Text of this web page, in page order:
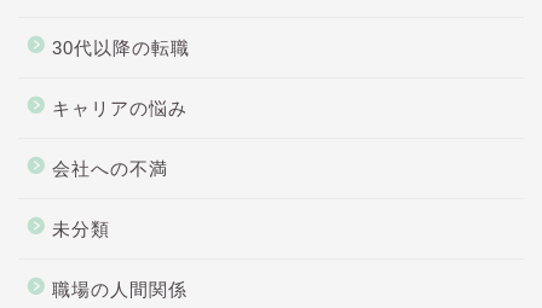
30代以降の転職
キャリアの悩み
会社への不満
未分類
職場の人間関係